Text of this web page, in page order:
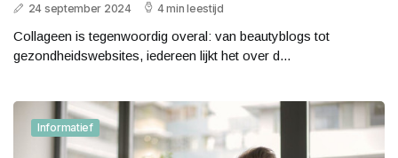
24 september 2024 4 min leestijd
Collageen is tegenwoordig overal: van beautyblogs tot
gezondheidswebsites, iedereen lijkt het over d...
Informatief